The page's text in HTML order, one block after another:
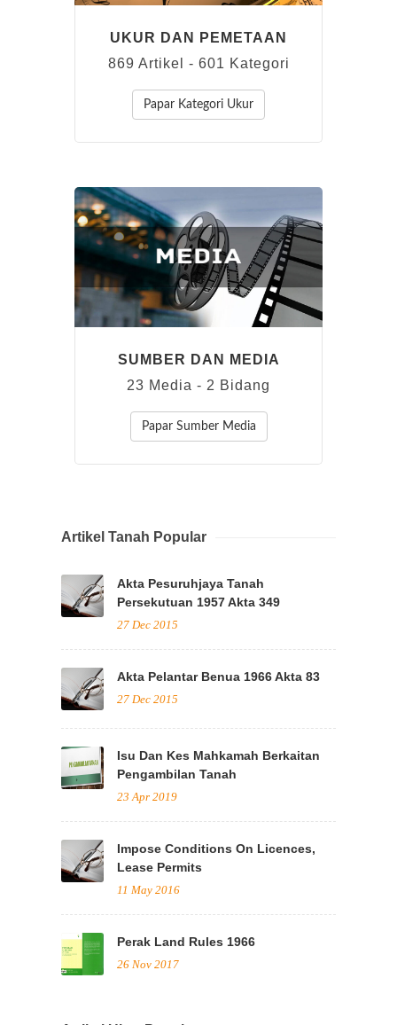
UKUR DAN PEMETAAN
869 Artikel - 601 Kategori
Papar Kategori Ukur
SUMBER DAN MEDIA
23 Media - 2 Bidang
Papar Sumber Media
Artikel Tanah Popular
Akta Pesuruhjaya Tanah
Persekutuan 1957 Akta 349
27 Dec 2015
Akta Pelantar Benua 1966 Akta 83
27 Dec 2015
Isu Dan Kes Mahkamah Berkaitan
Pengambilan Tanah
23 Apr 2019
Impose Conditions On Licences,
Lease Permits
11 May 2016
Perak Land Rules 1966
26 Nov 2017